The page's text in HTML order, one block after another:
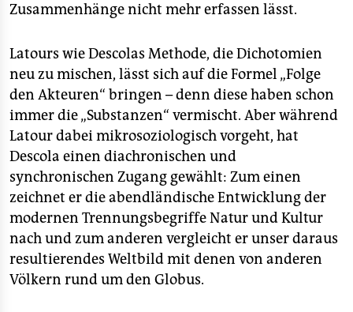
Zusammenhänge nicht mehr erfassen lässt.
Latours wie Descolas Methode, die Dichotomien
neu zu mischen, lässt sich auf die Formel „Folge
den Akteuren“ bringen – denn diese haben schon
immer die „Substanzen“ vermischt. Aber während
Latour dabei mikrosoziologisch vorgeht, hat
Descola einen diachronischen und
synchronischen Zugang gewählt: Zum einen
zeichnet er die abendländische Entwicklung der
modernen Trennungsbegriffe Natur und Kultur
nach und zum anderen vergleicht er unser daraus
resultierendes Weltbild mit denen von anderen
Völkern rund um den Globus.